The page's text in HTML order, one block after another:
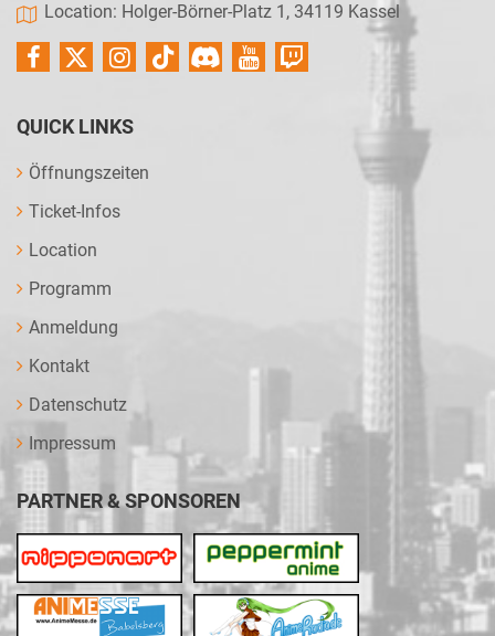
Location: Holger-Börner-Platz 1, 34119 Kassel
QUICK LINKS
Öffnungszeiten
Ticket-Infos
Location
Programm
Anmeldung
Kontakt
Datenschutz
Impressum
PARTNER & SPONSOREN